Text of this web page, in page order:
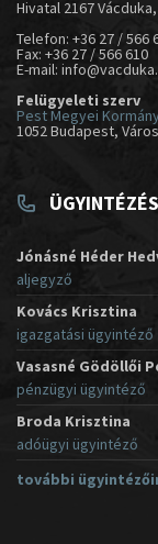
Hivatal 2167
Telefon: +36 27 / 566
Fax: +36 27 / 566 610
E-mail:
Felügyeleti szerv
Pest Megyei
1052 Budapest,
ÜGYINTÉZÉS
Jónásné Héder
aljegyző
Kovács Krisztina
igazgatási ügyintéző
Vasasné Gödöllői
pénzügyi ügyintéző
Broda Krisztina
adóügyi ügyintéző
további